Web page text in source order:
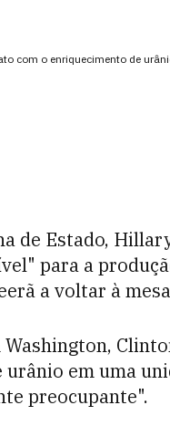
com o enriquecimento de
de Estado,
para a
a voltar à
em uma
preocupante".